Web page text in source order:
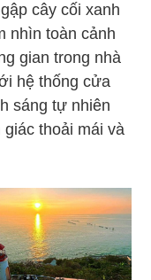
cây cối xanh
nhìn toàn cảnh
gian trong nhà
hệ thống cửa
sáng tự nhiên
giác thoải mái và